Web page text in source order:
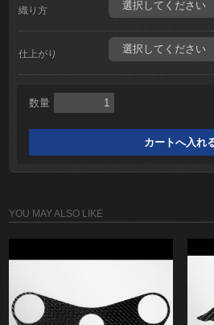
織り方
仕上がり
数量
YOU MAY ALSO LIKE